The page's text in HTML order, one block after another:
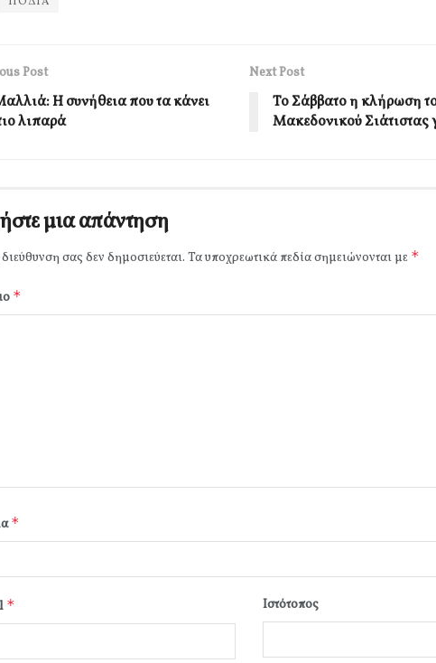
Post
Η συνήθεια που τα κάνει
λιπαρά
Next Post
Το Σάββατο η κλήρωση
Μακεδονικού Σιάτιστας
μια απάντηση
σας δεν δημοσιεύεται. Τα υποχρεωτικά πεδία σημειώνονται με *
*
*
* Ιστότοπος